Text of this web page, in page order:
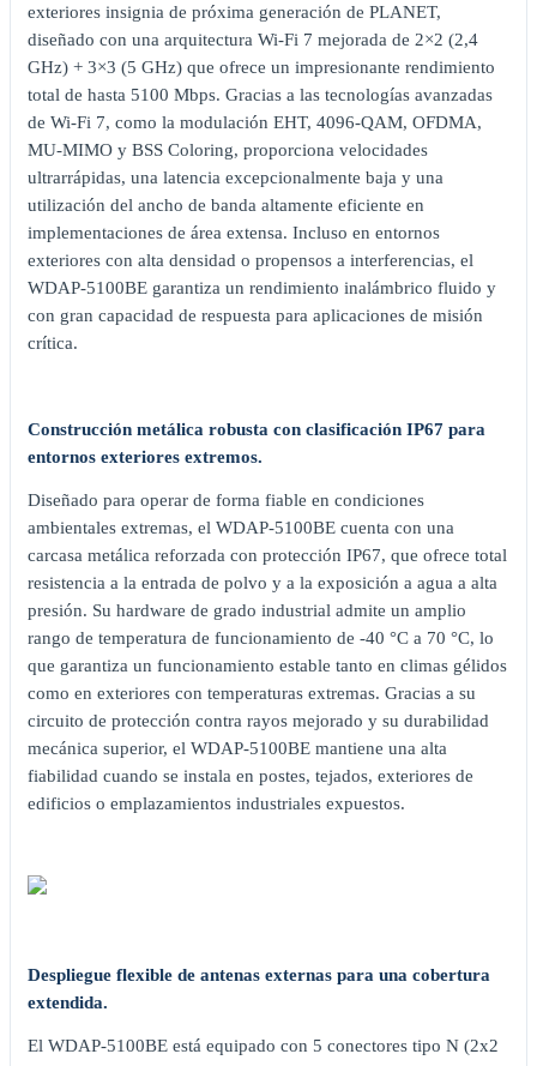
exteriores insignia de próxima generación de PLANET,
diseñado con una arquitectura Wi-Fi 7 mejorada de 2×2 (2,4
GHz) + 3×3 (5 GHz) que ofrece un impresionante rendimiento
total de hasta 5100 Mbps. Gracias a las tecnologías avanzadas
de Wi-Fi 7, como la modulación EHT, 4096-QAM, OFDMA,
MU-MIMO y BSS Coloring, proporciona velocidades
ultrarrápidas, una latencia excepcionalmente baja y una
utilización del ancho de banda altamente eficiente en
implementaciones de área extensa. Incluso en entornos
exteriores con alta densidad o propensos a interferencias, el
WDAP-5100BE garantiza un rendimiento inalámbrico fluido y
con gran capacidad de respuesta para aplicaciones de misión
crítica.
Construcción metálica robusta con clasificación IP67 para
entornos exteriores extremos.
Diseñado para operar de forma fiable en condiciones
ambientales extremas, el WDAP-5100BE cuenta con una
carcasa metálica reforzada con protección IP67, que ofrece total
resistencia a la entrada de polvo y a la exposición a agua a alta
presión. Su hardware de grado industrial admite un amplio
rango de temperatura de funcionamiento de -40 °C a 70 °C, lo
que garantiza un funcionamiento estable tanto en climas gélidos
como en exteriores con temperaturas extremas. Gracias a su
circuito de protección contra rayos mejorado y su durabilidad
mecánica superior, el WDAP-5100BE mantiene una alta
fiabilidad cuando se instala en postes, tejados, exteriores de
edificios o emplazamientos industriales expuestos.
Despliegue flexible de antenas externas para una cobertura
extendida.
El WDAP-5100BE está equipado con 5 conectores tipo N (2x2